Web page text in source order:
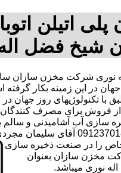
اتیلن
شیخ فضل
نوری شرکت مخزن سازان
در این زمینه بکار
روز جهان در
از فروش برای مصرف
سازی آب آشامیدنی و
را در صنعت ذخیره سازی
مخزن سازان بعنوان
نوری میباشد.